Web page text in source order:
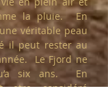
la pluie. En
véritable peau
il peut rester au
Le Fjord ne
six ans. En
etre considéré